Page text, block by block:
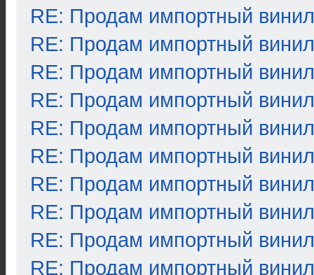
RE: Продам импортный винил
RE: Продам импортный винил
RE: Продам импортный винил
RE: Продам импортный винил
RE: Продам импортный винил
RE: Продам импортный винил
RE: Продам импортный винил
RE: Продам импортный винил
RE: Продам импортный винил
RE: Продам импортный винил